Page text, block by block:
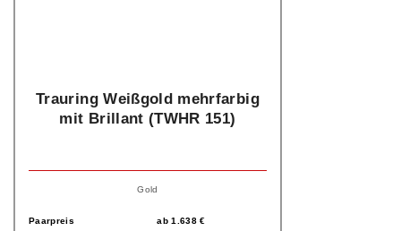
Trauring Weißgold mehrfarbig
mit Brillant (TWHR 151)
Gold
Paarpreis ab1.638€